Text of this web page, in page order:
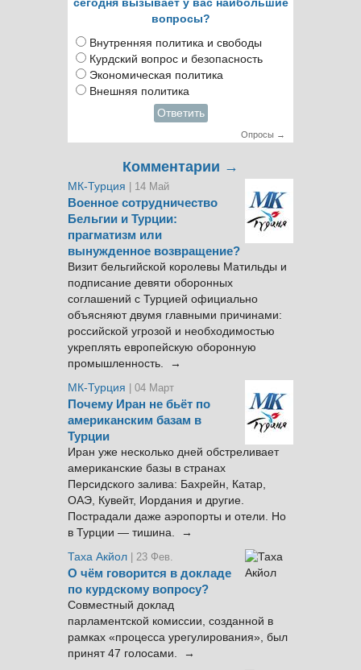
сегодня вызывает у вас наибольшие
вопросы?
Внутренняя политика и свободы
Курдский вопрос и безопасность
Экономическая политика
Внешняя политика
Ответить
Опросы →
Комментарии →
МК-Турция | 14 Май
Военное сотрудничество
Бельгии и Турции:
прагматизм или
вынужденное возвращение?
Визит бельгийской королевы Матильды и
подписание девяти оборонных
соглашений с Турцией официально
объясняют двумя главными причинами:
российской угрозой и необходимостью
укреплять европейскую оборонную
промышленность. →
МК-Турция
| 04 Март
Почему Иран не бьёт по
американским базам в
Турции
Иран уже несколько дней обстреливает
американские базы в странах
Персидского залива: Бахрейн, Катар,
ОАЭ, Кувейт, Иордания и другие.
Пострадали даже аэропорты и отели. Но
в Турции — тишина. →
Таха Акйол | 23 Фев.
О чём говорится в докладе
по курдскому вопросу?
Совместный доклад
парламентской комиссии, созданной в
рамках «процесса урегулирования», был
принят 47 голосами. →